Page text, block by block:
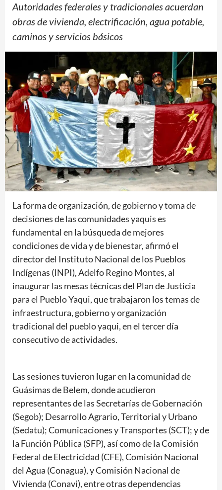
Autoridades federales y tradicionales acuerdan
obras de vivienda, electrificación, agua potable,
caminos y servicios básicos
La forma de organización, de gobierno y toma de
decisiones de las comunidades yaquis es
fundamental en la búsqueda de mejores
condiciones de vida y de bienestar, afirmó el
director del Instituto Nacional de los Pueblos
Indígenas (INPI), Adelfo Regino Montes, al
inaugurar las mesas técnicas del Plan de Justicia
para el Pueblo Yaqui, que trabajaron los temas de
infraestructura, gobierno y organización
tradicional del pueblo yaqui, en el tercer día
consecutivo de actividades.
Las sesiones tuvieron lugar en la comunidad de
Guásimas de Belem, donde acudieron
representantes de las Secretarías de Gobernación
(Segob); Desarrollo Agrario, Territorial y Urbano
(Sedatu); Comunicaciones y Transportes (SCT); y de
la Función Pública (SFP), así como de la Comisión
Federal de Electricidad (CFE), Comisión Nacional
del Agua (Conagua), y Comisión Nacional de
Vivienda (Conavi), entre otras dependencias